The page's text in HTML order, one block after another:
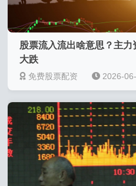
股票流入流出啥意思？主
大跌
免费股票配资 2026-